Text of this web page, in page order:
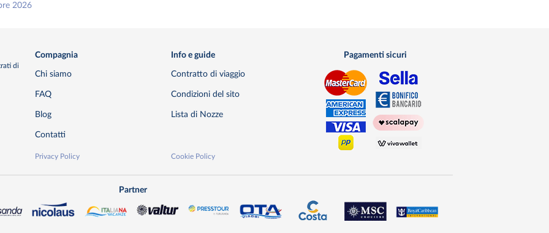
2026
di
Compagnia
Chi siamo
FAQ
Blog
Contatti
Privacy Policy
Info e guide
Contratto di viaggio
Condizioni del sito
Lista di Nozze
Cookie Policy
Pagamenti sicuri
Partner